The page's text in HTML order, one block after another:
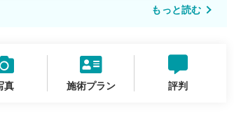
もっと読む
真 施術プラン 評判